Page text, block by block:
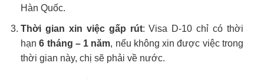
Hàn Quốc.
Thời gian xin việc gấp rút: Visa D-10 chỉ có thời
hạn6 tháng – 1 năm, nếu không xin được việc trong
thời gian này, chị sẽ phải về nước.